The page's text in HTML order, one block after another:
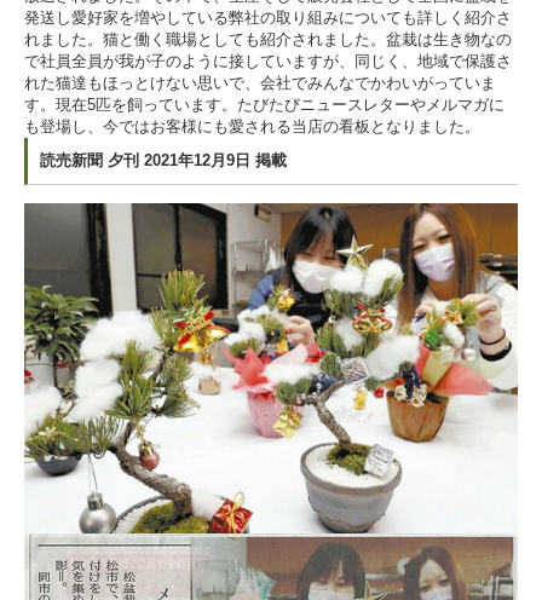
発送し愛好家を増やしている弊社の取り組みについても詳しく紹介さ
れました。猫と働く職場としても紹介されました。盆栽は生き物なの
で社員全員が我が子のように接していますが、同じく、地域で保護さ
れた猫達もほっとけない思いで、会社でみんなでかわいがっていま
す。現在5匹を飼っています。たびたびニュースレターやメルマガに
も登場し、今ではお客様にも愛される当店の看板となりました。
読売新聞 夕刊 2021年12月9日 掲載